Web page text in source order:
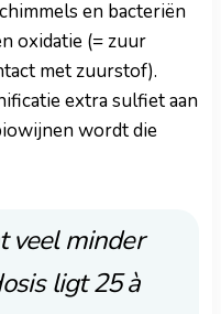
en bacteriën
oxidatie (= zuur
met zuurstof).
extra sulfiet aan
wordt die
veel minder
ligt 25 à